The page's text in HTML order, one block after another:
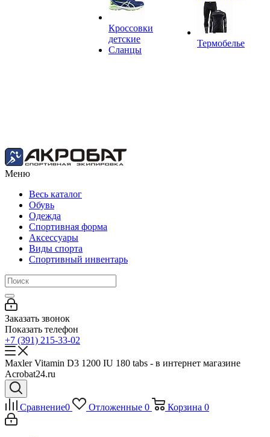
Кроссовки
детские
Сланцы
Термобелье
Меню
Весь каталог
Обувь
Одежда
Спортивная форма
Аксессуары
Виды спорта
Спортивный инвентарь
Заказать звонок
Показать телефон
+7 (391) 215-33-02
Maxler Vitamin D3 1200 IU 180 tabs - в интернет магазине
Acrobat24.ru
Сравнение0 Отложенные 0 Корзина 0